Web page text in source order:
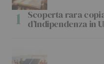
Scoperta rara
d’Indipendenza in